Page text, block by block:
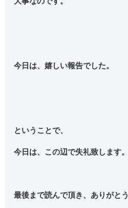
今日は、嬉しい報告でした。
ということで、
今日は、この辺で失礼致します。
最後まで読んで頂き、ありがとう